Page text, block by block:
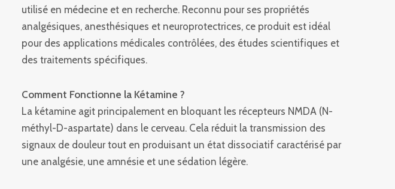
utilisé en médecine et en recherche. Reconnu pour ses propriétés
analgésiques, anesthésiques et neuroprotectrices, ce produit est idéal
pour des applications médicales contrôlées, des études scientifiques et
des traitements spécifiques.
Comment Fonctionne la Kétamine ?
La kétamine agit principalement en bloquant les récepteurs NMDA (N-
méthyl-D-aspartate) dans le cerveau. Cela réduit la transmission des
signaux de douleur tout en produisant un état dissociatif caractérisé par
une analgésie, une amnésie et une sédation légère.
ml
100
mg/ml
Kétamine